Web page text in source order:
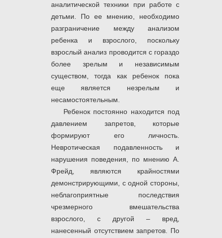
аналитической техники при работе с
детьми. По ее мнению, необходимо
разграничение между анализом
ребенка и взрослого, поскольку
взрослый анализ проводится с гораздо
более зрелым и независимым
существом, тогда как ребенок пока
еще является незрелым и
несамостоятельным.
Ребенок постоянно находится под
давлением запретов, которые
формируют его личность.
Невротическая подавленность и
нарушения поведения, по мнению А.
Фрейд, являются крайностями
демонстрирующими, с одной стороны,
неблагоприятные последствия
чрезмерного вмешательства
взрослого, с другой – вред,
нанесенный отсутствием запретов. По